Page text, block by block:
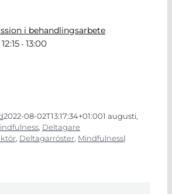
i behandlingsarbete
- 13:00
2022-08-02T13:17:34+01:001 augusti,
Deltagare
Deltagarröster Mindfulness|